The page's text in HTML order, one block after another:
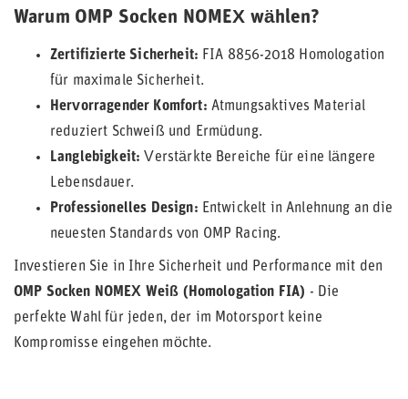
Warum OMP Socken NOMEX wählen?
Zertifizierte Sicherheit: FIA 8856-2018 Homologation
für maximale Sicherheit.
Hervorragender Komfort: Atmungsaktives Material
reduziert Schweiß und Ermüdung.
Langlebigkeit: Verstärkte Bereiche für eine längere
Lebensdauer.
Professionelles Design: Entwickelt in Anlehnung an die
neuesten Standards von OMP Racing.
Investieren Sie in Ihre Sicherheit und Performance mit den
OMP Socken NOMEX Weiß (Homologation FIA) - Die
perfekte Wahl für jeden, der im Motorsport keine
Kompromisse eingehen möchte.